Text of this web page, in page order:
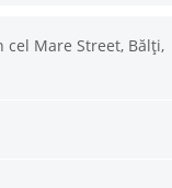
cel Mare Street, Bălți,